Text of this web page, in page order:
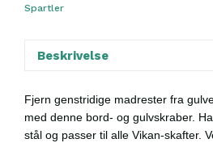
Spartler
Beskrivelse
Fjern genstridige madrester fra
med denne bord- og gulvskraber.
stål og passer til alle Vikan-skafter.